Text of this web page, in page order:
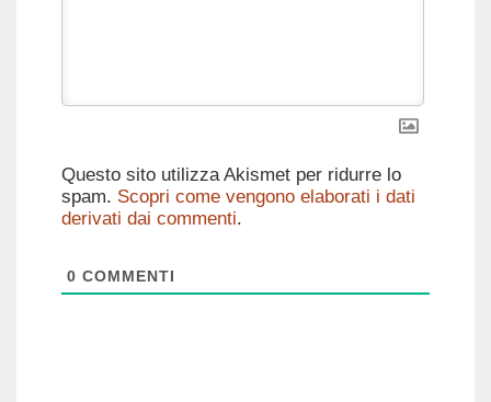
Questo sito utilizza Akismet per ridurre lo
spam. Scopri come vengono elaborati i dati
derivati dai commenti.
0 COMMENTI